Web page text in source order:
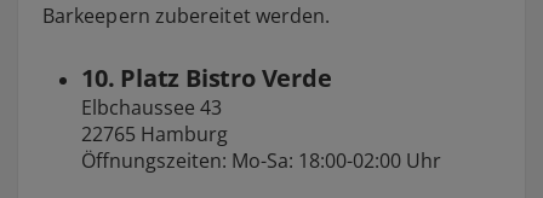
Barkeepern zubereitet werden.
10. Platz Bistro Verde
Elbchaussee 43
22765 Hamburg
Öffnungszeiten: Mo-Sa: 18:00-02:00 Uhr